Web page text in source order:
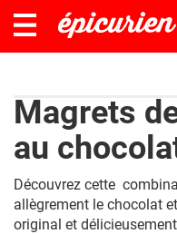
Magrets
au
Découvrez cette
allègrement le chocolat
original et